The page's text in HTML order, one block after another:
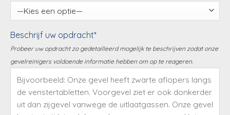
Beschrijf uw opdracht*
Probeer uw opdracht zo gedetailleerd mogelijk te beschrijven zodat onze
gevelreinigers voldoende informatie hebben om op te reageren.